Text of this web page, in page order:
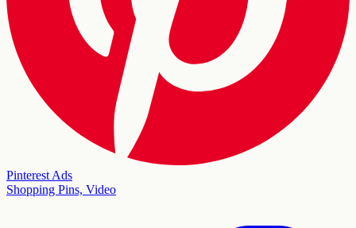
Pinterest Ads
Shopping Pins, Video